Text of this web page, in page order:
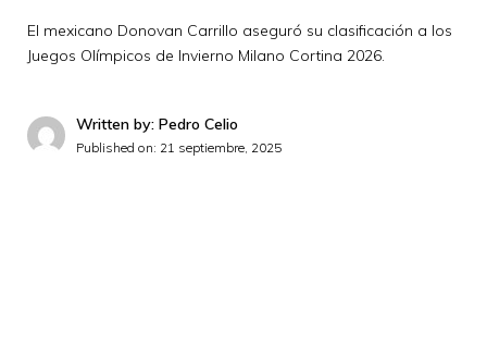
El mexicano Donovan Carrillo aseguró su clasificación a los
Juegos Olímpicos de Invierno Milano Cortina 2026.
Written by: Pedro Celio
Published on: 21 septiembre, 2025